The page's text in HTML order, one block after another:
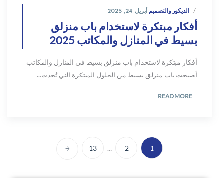
الديكور والتصميم أبريل 24, 2025
أفكار مبتكرة لاستخدام باب منزلق
بسيط في المنازل والمكاتب 2025
أفكار مبتكرة لاستخدام باب منزلق بسيط في المنازل والمكاتب
أصبحت باب منزلق بسيط من الحلول المبتكرة التي تُحدث...
READ MORE
1
2
…
13